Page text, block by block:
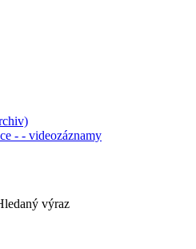
- - videozáznamy
výraz